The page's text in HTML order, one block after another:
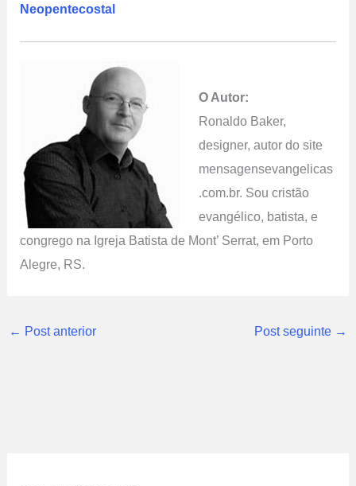
Neopentecostal
O Autor:
Ronaldo Baker,
designer, autor do site
mensagensevangelicas
.com.br. Sou cristão
evangélico, batista, e
congrego na Igreja Batista de Mont’ Serrat, em Porto
Alegre, RS.
← Post anterior Post seguinte →